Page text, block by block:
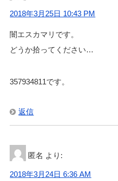
2018年3月25日 10:43 PM
闇エスカマリです。
どうか拾ってください…
357934811です。
返信
匿名 より:
2018年3月24日 6:36 AM